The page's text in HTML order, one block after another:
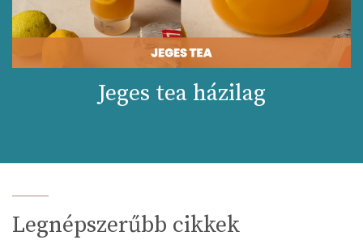
Jeges tea házilag
Legnépszerűbb cikkek